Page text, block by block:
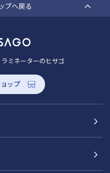
プへ戻る
ミネーターのヒサゴ
ップ